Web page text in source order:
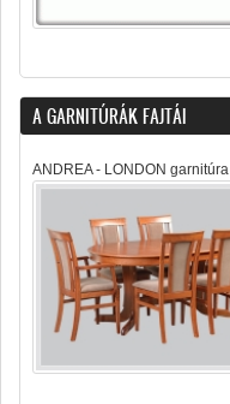
A GARNITÚRÁK FAJTÁI
ANDREA - LONDON garnitúra